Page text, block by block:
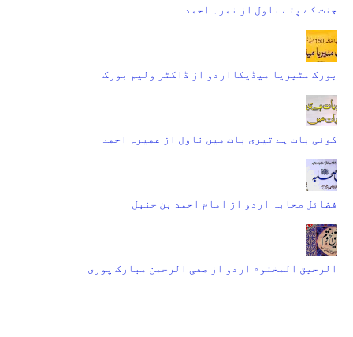
جنت کے پتے ناول از نمرہ احمد
بورک مٹیریا میڈیکااردو از ڈاکٹر ولیم بورک
کوئی بات ہے تیری بات میں ناول از عمیرہ احمد
فضائل صحابہ اردو از امام احمد بن حنبل
الرحیق المختوم اردو از صفی الرحمن مبارک پوری